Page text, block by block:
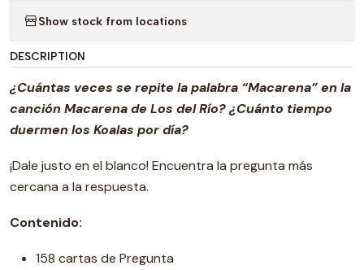
Show stock from locations
DESCRIPTION
¿Cuántas veces se repite la palabra “Macarena” en la
canción Macarena de Los del Río? ¿Cuánto tiempo
duermen los Koalas por día?
¡Dale justo en el blanco! Encuentra la pregunta más
cercana a la respuesta.
Contenido:
158 cartas de Pregunta